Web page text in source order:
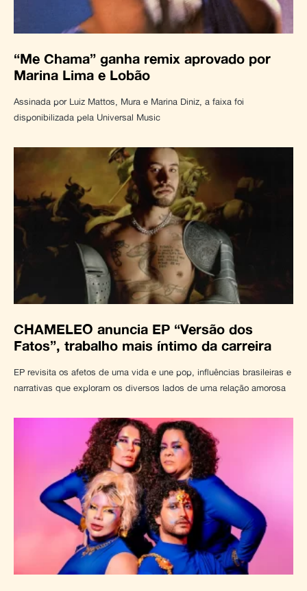
“Me Chama” ganha remix aprovado por
Marina Lima e Lobão
Assinada por Luiz Mattos, Mura e Marina Diniz, a faixa foi
disponibilizada pela Universal Music
CHAMELEO anuncia EP “Versão dos
Fatos”, trabalho mais íntimo da carreira
EP revisita os afetos de uma vida e une pop, influências brasileiras e
narrativas que exploram os diversos lados de uma relação amorosa